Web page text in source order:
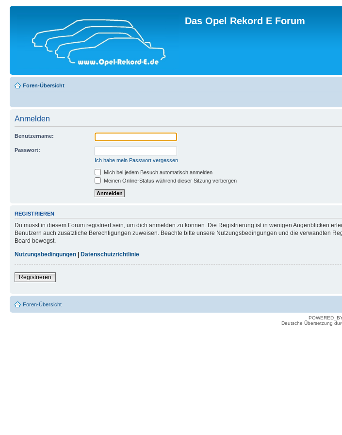
Das Opel Rekord E Forum
Foren-Übersicht
Anmelden
Benutzername:
Passwort:
Ich habe mein Passwort vergessen
Mich bei jedem Besuch automatisch anmelden
Meinen Online-Status während dieser Sitzung verbergen
REGISTRIEREN
Du musst in diesem Forum registriert sein, um dich anmelden zu können. Die Registrierung ist in wenigen Augenblicken
Benutzern auch zusätzliche Berechtigungen zuweisen. Beachte bitte unsere Nutzungsbedingungen und die verwandten
Board bewegst.
Nutzungsbedingungen | Datenschutzrichtlinie
Registrieren
Foren-Übersicht
Deutsche Übersetzung